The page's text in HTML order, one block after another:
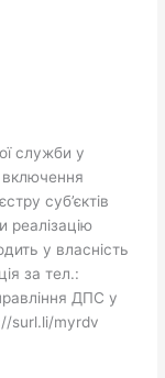
служби у
включення
суб’єктів
реалізацію
у власність
за тел.:
ДПС у
surl.li/myrdv